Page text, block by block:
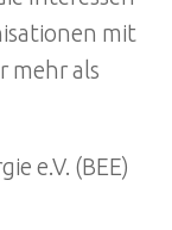
mit
mehr als
e.V. (BEE)